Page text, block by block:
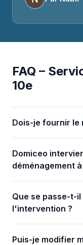
FAQ –
10e
Dois-je fournir le
Domiceo
déménagement à
Que se passe-t-
l'intervention ?
Puis-je modifier